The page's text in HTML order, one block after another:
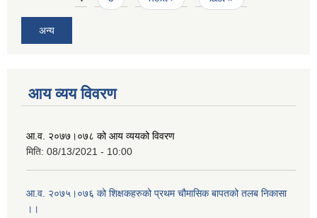
अन्य
आय व्यय विवरण
आ.व. २०७७।०७८ को आय व्ययको विवरण
मिति: 08/13/2021 - 10:00
आ.व. २०७५।०७६ को शिक्षकहरुको प्रथम चौमासिक बापतको तलब निकासा
।।